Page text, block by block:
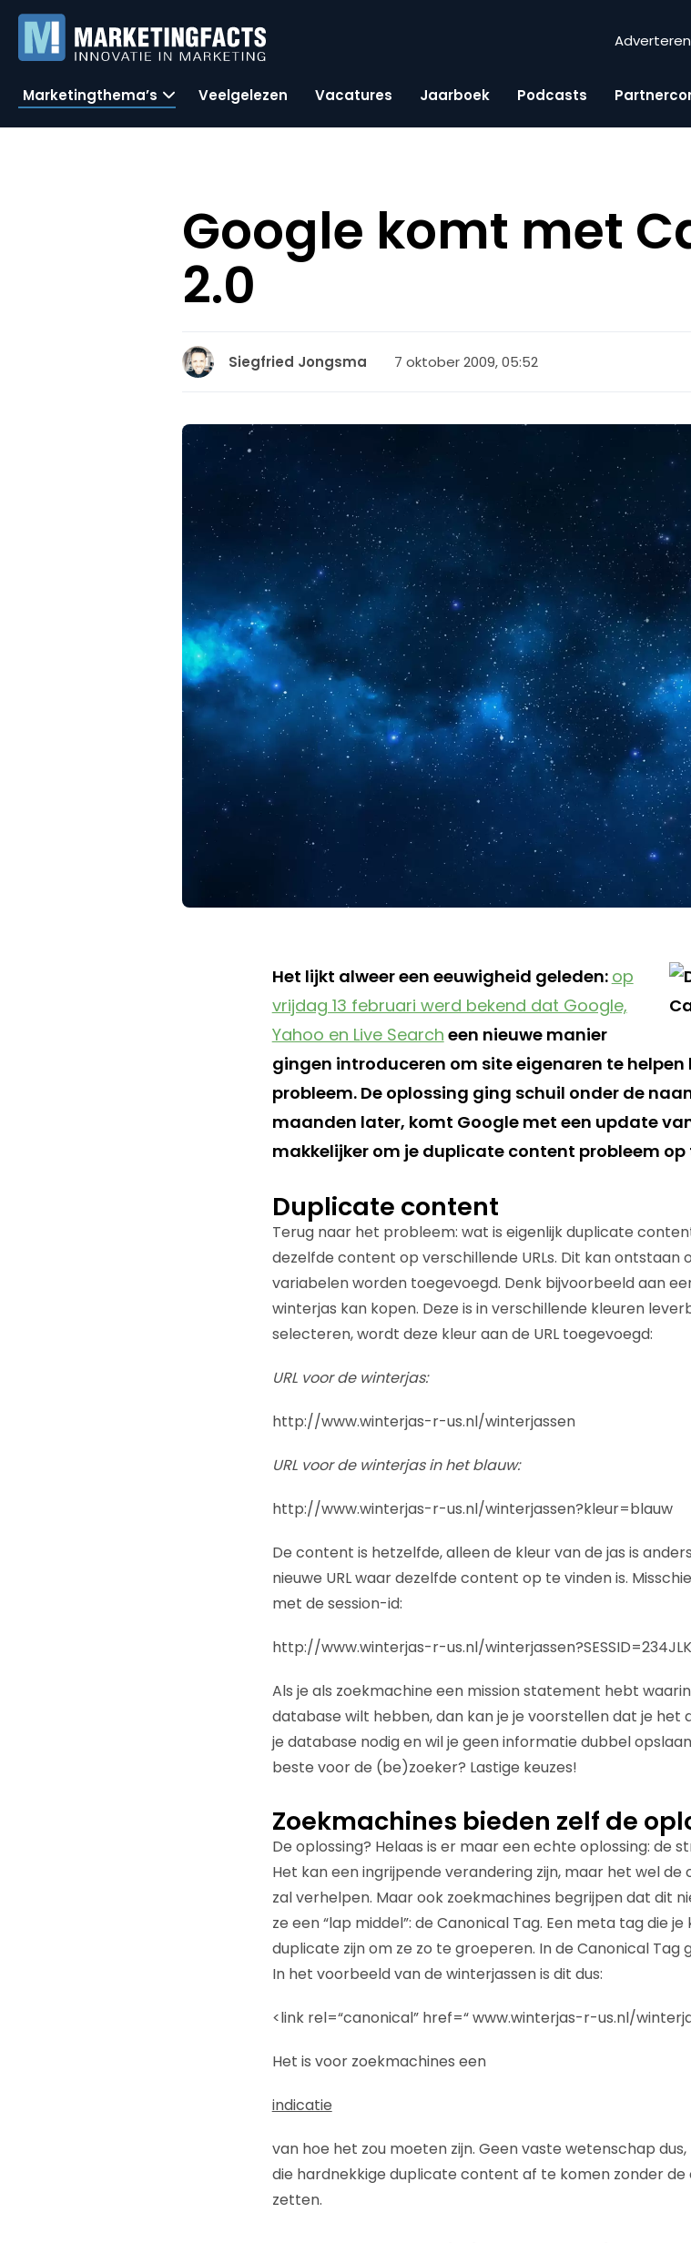
Adverteren
Marketingthema’s Veelgelezen Vacatures Jaarboek Podcasts
Google komt met
2.0
Siegfried Jongsma 7 oktober 2009, 05:52
Het lijkt alweer een eeuwigheid geleden: op
vrijdag 13 februari werd bekend dat Google,
Yahoo en Live Search een nieuwe manier
gingen introduceren om site eigenaren te
probleem. De oplossing ging schuil onder de
maanden later, komt Google met een update
makkelijker om je duplicate content probleem op
Duplicate content
Terug naar het probleem: wat is eigenlijk duplicate
dezelfde content op verschillende URLs. Dit kan ontstaan
variabelen worden toegevoegd. Denk bijvoorbeeld aan
winterjas kan kopen. Deze is in verschillende kleuren
selecteren, wordt deze kleur aan de URL toegevoegd:
URL voor de winterjas:
http://www.winterjas-r-us.nl/winterjassen
URL voor de winterjas in het blauw:
http://www.winterjas-r-us.nl/winterjassen?kleur=blauw
De content is hetzelfde, alleen de kleur van de jas is
nieuwe URL waar dezelfde content op te vinden is.
met de session-id:
http://www.winterjas-r-us.nl/
Als je als zoekmachine een mission statement hebt
database wilt hebben, dan kan je je voorstellen dat je het
je database nodig en wil je geen informatie dubbel
beste voor de (be)zoeker? Lastige keuzes!
Zoekmachines bieden zelf de
De oplossing? Helaas is er maar een echte oplossing: de
Het kan een ingrijpende verandering zijn, maar het wel
zal verhelpen. Maar ook zoekmachines begrijpen dat dit
ze een “lap middel”: de Canonical Tag. Een meta tag die
duplicate zijn om ze zo te groeperen. In de Canonical Tag
In het voorbeeld van de winterjassen is dit dus:
<link rel=“canonical” href=“ www.winterjas-r-us.nl/
Het is voor zoekmachines een
indicatie
van hoe het zou moeten zijn. Geen vaste wetenschap
die hardnekkige duplicate content af te komen zonder
zetten.